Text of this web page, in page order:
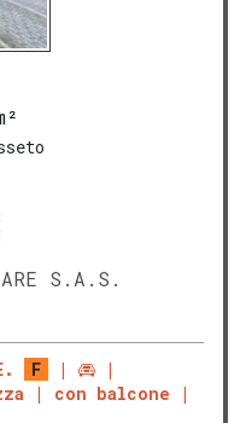
S.A.S.
F
con balcone